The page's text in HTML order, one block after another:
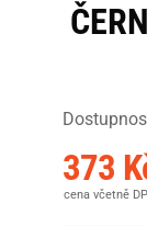
373
cena včetně